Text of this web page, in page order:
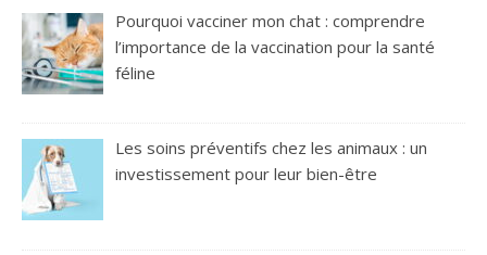
Pourquoi vacciner mon chat : comprendre
l’importance de la vaccination pour la santé
féline
Les soins préventifs chez les animaux : un
investissement pour leur bien-être